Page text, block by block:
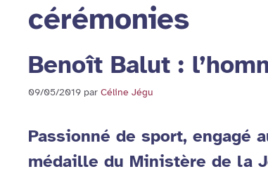
cérémonies
Benoît Balut :
09/05/2019 par Céline Jégu
Passionné de sport, engagé
médaille du Ministère de la